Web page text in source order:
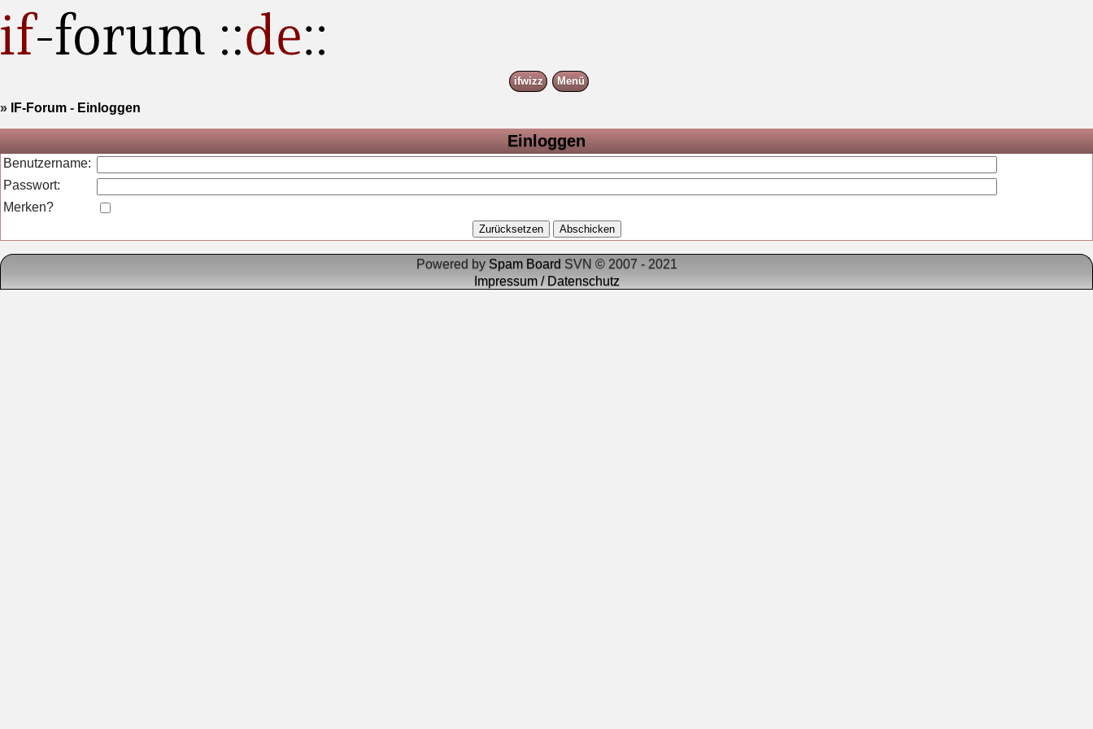
ifwizz Menü
» IF-Forum - Einloggen
Einloggen
Benutzername:
Passwort:
Merken?
Powered by Spam Board SVN © 2007 - 2021
Impressum / Datenschutz